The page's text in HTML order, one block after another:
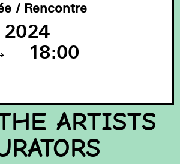
/ Rencontre
18:00
ARTISTS